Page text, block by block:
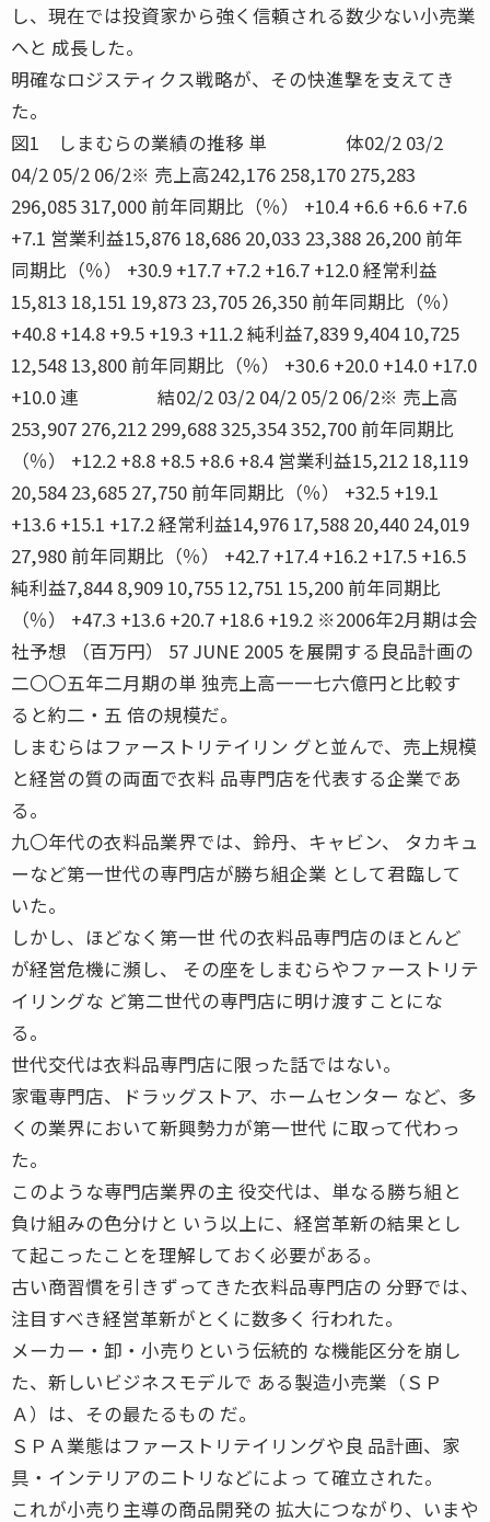
し、現在では投資家から強く信頼される数少ない小売業
へと 成長した。
明確なロジスティクス戦略が、その快進撃を支えてき
た。
図1 しまむらの業績の推移 単 体02/2 03/2
04/2 05/2 06/2※ 売上高242,176 258,170 275,283
296,085 317,000 前年同期比（％） +10.4 +6.6 +6.6 +7.6
+7.1 営業利益15,876 18,686 20,033 23,388 26,200 前年
同期比（％） +30.9 +17.7 +7.2 +16.7 +12.0 経常利益
15,813 18,151 19,873 23,705 26,350 前年同期比（％）
+40.8 +14.8 +9.5 +19.3 +11.2 純利益7,839 9,404 10,725
12,548 13,800 前年同期比（％） +30.6 +20.0 +14.0 +17.0
+10.0 連 結02/2 03/2 04/2 05/2 06/2※ 売上高
253,907 276,212 299,688 325,354 352,700 前年同期比
（％） +12.2 +8.8 +8.5 +8.6 +8.4 営業利益15,212 18,119
20,584 23,685 27,750 前年同期比（％） +32.5 +19.1
+13.6 +15.1 +17.2 経常利益14,976 17,588 20,440 24,019
27,980 前年同期比（％） +42.7 +17.4 +16.2 +17.5 +16.5
純利益7,844 8,909 10,755 12,751 15,200 前年同期比
（％） +47.3 +13.6 +20.7 +18.6 +19.2 ※2006年2月期は会
社予想 （百万円） 57 JUNE 2005 を展開する良品計画の
二〇〇五年二月期の単 独売上高一一七六億円と比較す
ると約二・五 倍の規模だ。
しまむらはファーストリテイリン グと並んで、売上規模
と経営の質の両面で衣料 品専門店を代表する企業であ
る。
九〇年代の衣料品業界では、鈴丹、キャビン、 タカキュ
ーなど第一世代の専門店が勝ち組企業 として君臨して
いた。
しかし、ほどなく第一世 代の衣料品専門店のほとんど
が経営危機に瀕し、 その座をしまむらやファーストリテ
イリングな ど第二世代の専門店に明け渡すことにな
る。
世代交代は衣料品専門店に限った話ではない。
家電専門店、ドラッグストア、ホームセンター など、多
くの業界において新興勢力が第一世代 に取って代わっ
た。
このような専門店業界の主 役交代は、単なる勝ち組と
負け組みの色分けと いう以上に、経営革新の結果とし
て起こったことを理解しておく必要がある。
古い商習慣を引きずってきた衣料品専門店の 分野では、
注目すべき経営革新がとくに数多く 行われた。
メーカー・卸・小売りという伝統的 な機能区分を崩し
た、新しいビジネスモデルで ある製造小売業（ＳＰ
Ａ）は、その最たるもの だ。
ＳＰＡ業態はファーストリテイリングや良 品計画、家
具・インテリアのニトリなどによっ て確立された。
これが小売り主導の商品開発の 拡大につながり、いまや